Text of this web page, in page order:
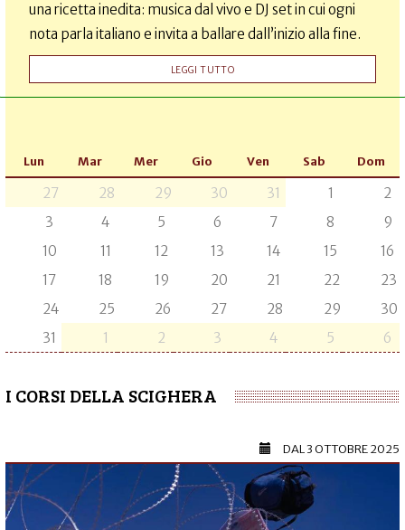
una ricetta inedita: musica dal vivo e DJ set in cui ogni
nota parla italiano e invita a ballare dall’inizio alla fine.
LEGGI TUTTO
Lun Mar Mer Gio Ven Sab Dom
27 28 29 30 31 1
2
3
4 5 6 7 8
9
10
11 12 13 14 15
16
17
18 19 20 21 22
23
24
25 26 27 28 29
30
31
1 2 3 4 5 6
I CORSI DELLA SCIGHERA
DAL3 OTTOBRE 2025